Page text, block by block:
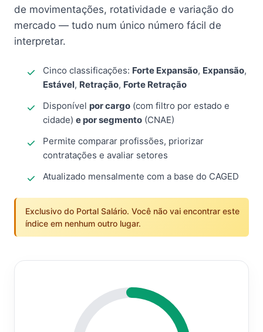
de movimentações, rotatividade e variação do
mercado — tudo num único número fácil de
interpretar.
Cinco classificações: Forte Expansão, Expansão,
Estável, Retração, Forte Retração
Disponível por cargo (com filtro por estado e
cidade) e por segmento (CNAE)
Permite comparar profissões, priorizar
contratações e avaliar setores
Atualizado mensalmente com a base do CAGED
Exclusivo do Portal Salário. Você não vai encontrar este
índice em nenhum outro lugar.